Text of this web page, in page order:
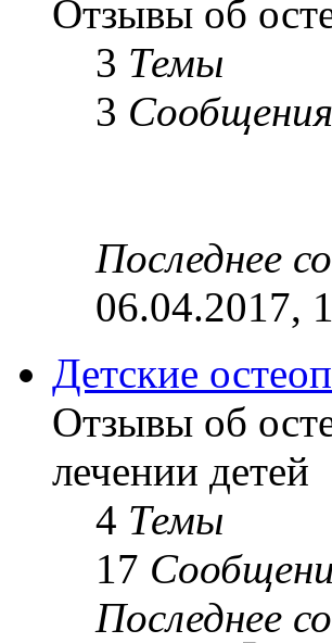
Отзывы об
3 Темы
3 Сообщения
Последнее
06.04.2017,
Детские
Отзывы об
лечении детей
4 Темы
17
Последнее